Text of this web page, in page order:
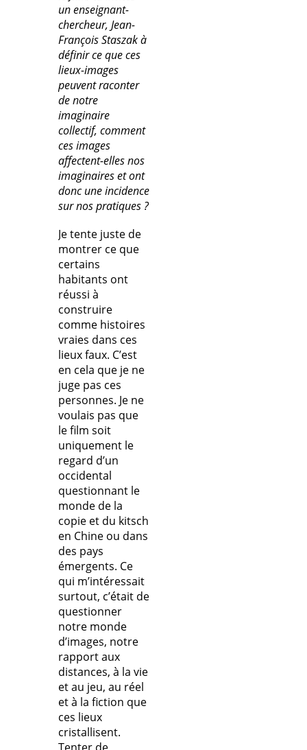
un enseignant-
chercheur, Jean-
François Staszak à
définir ce que ces
lieux-images
peuvent raconter
de notre
imaginaire
collectif, comment
ces images
affectent-elles nos
imaginaires et ont
donc une incidence
sur nos pratiques ?
Je tente juste de
montrer ce que
certains
habitants ont
réussi à
construire
comme histoires
vraies dans ces
lieux faux. C’est
en cela que je ne
juge pas ces
personnes. Je ne
voulais pas que
le film soit
uniquement le
regard d’un
occidental
questionnant le
monde de la
copie et du kitsch
en Chine ou dans
des pays
émergents. Ce
qui m’intéressait
surtout, c’était de
questionner
notre monde
d’images, notre
rapport aux
distances, à la vie
et au jeu, au réel
et à la fiction que
ces lieux
cristallisent.
Tenter de